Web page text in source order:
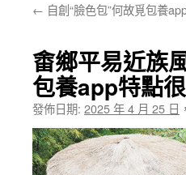
← 自創“臉色包”何故覓包養
畬鄉平易近族
包養app特點
發佈日期: 2025 年 4 月 25 日 ，